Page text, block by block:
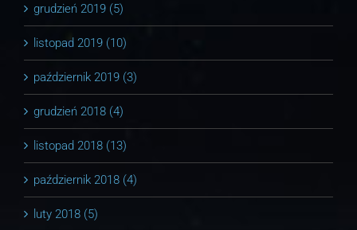
grudzień 2019 (5)
listopad 2019 (10)
październik 2019 (3)
grudzień 2018 (4)
listopad 2018 (13)
październik 2018 (4)
luty 2018 (5)